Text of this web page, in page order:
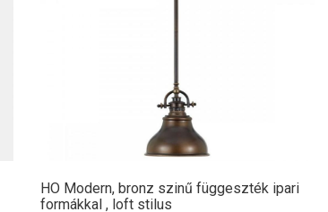
HO Modern, bronz szinű függeszték ipari
formákkal , loft stilus